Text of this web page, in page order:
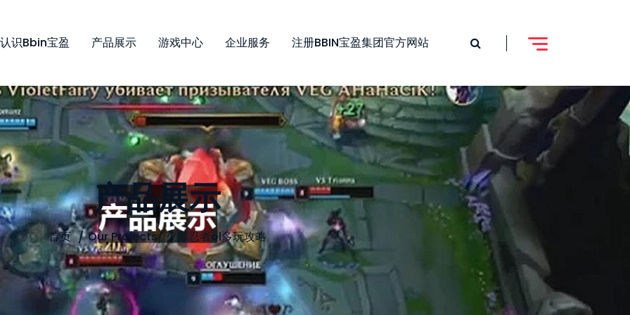
认识bbin宝盈 产品展示 游戏中心 企业服务 注册BBIN宝盈集团官方网站
产品展示
首页 Our Projects/火影忍者ol多玩攻略